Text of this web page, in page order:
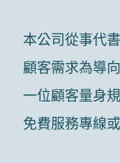
本公司從事代
顧客需求為導
一位顧客量身
免費服務專線